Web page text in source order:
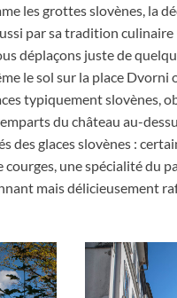
les grottes slovènes la
par sa tradition culinaire
déplaçons juste de
le sol sur la place Dvorni
typiquement slovènes
du château au-
des glaces slovènes :
courges une spécialité du
mais délicieusement